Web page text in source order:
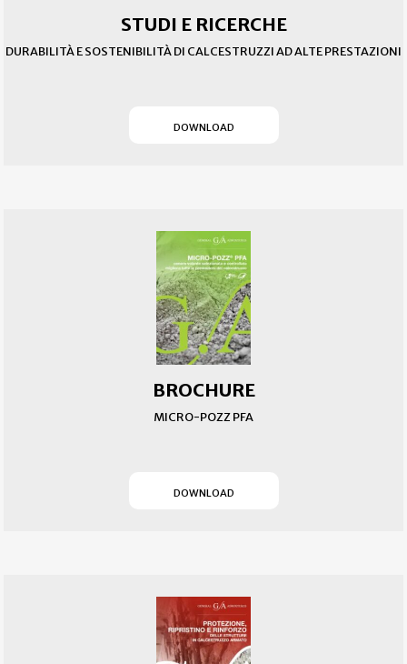
STUDI E RICERCHE
DURABILITÀ E SOSTENIBILITÀ DI CALCESTRUZZI AD ALTE PRESTAZIONI
DOWNLOAD(SI APRE IN UN NUOVO
BROCHURE
MICRO-POZZ PFA
DOWNLOAD(SI APRE IN UN NUOVO